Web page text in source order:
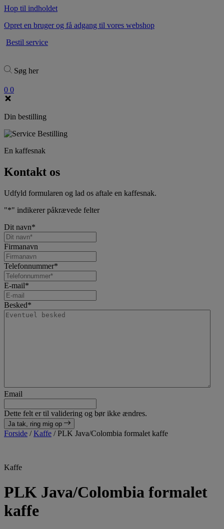
Hop til indholdet
Opret en bruger og få adgang til vores webshop
Bestil service
Søg her
0 0
Din bestilling
En kaffesnak
Kontakt os
Udfyld formularen og lad os aftale en kaffesnak.
"*" indikerer påkrævede felter
Dit navn*
Firmanavn
Telefonnummer*
E-mail*
Besked*
Email
Dette felt er til validering og bør ikke ændres.
Ja tak, ring mig op
Forside /Kaffe /PLK Java/Colombia formalet kaffe
Kaffe
PLK Java/Colombia formalet
kaffe